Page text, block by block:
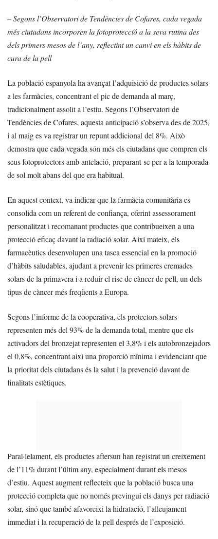
– Segons l’Observatori de Tendències de Cofares, cada vegada
més ciutadans incorporen la fotoprotecció a la seva rutina des
dels primers mesos de l’any, reflectint un canvi en els hàbits de
cura de la pell
La població espanyola ha avançat l’adquisició de productes solars
a les farmàcies, concentrant el pic de demanda al març,
tradicionalment assolit a l’estiu. Segons l’Observatori de
Tendències de Cofares, aquesta anticipació s’observa des de 2025,
i al maig es va registrar un repunt addicional del 8%. Això
demostra que cada vegada són més els ciutadans que compren els
seus fotoprotectors amb antelació, preparant-se per a la temporada
de sol molt abans del que era habitual.
En aquest context, va indicar que la farmàcia comunitària es
consolida com un referent de confiança, oferint assessorament
personalitzat i recomanant productes que contribueixen a una
protecció eficaç davant la radiació solar. Així mateix, els
farmacèutics desenvolupen una tasca essencial en la promoció
d’hàbits saludables, ajudant a prevenir les primeres cremades
solars de la primavera i a reduir el risc de càncer de pell, un dels
tipus de càncer més freqüents a Europa.
Segons l’informe de la cooperativa, els protectors solars
representen més del 93% de la demanda total, mentre que els
activadors del bronzejat representen el 3,8% i els autobronzejadors
el 0,8%, concentrant així una proporció mínima i evidenciant que
la prioritat dels ciutadans és la salut i la prevenció davant de
finalitats estètiques.
Paral·lelament, els productes aftersun han registrat un creixement
de l’11% durant l’últim any, especialment durant els mesos
d’estiu. Aquest augment reflecteix que la població busca una
protecció completa que no només previngui els danys per radiació
solar, sinó que també afavoreixi la hidratació, l’alleujament
immediat i la recuperació de la pell després de l’exposició.